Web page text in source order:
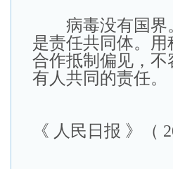
病毒没有国界
是责任共同体。
合作抵制偏见，不
有人共同的责任。
《 人民日报 》（